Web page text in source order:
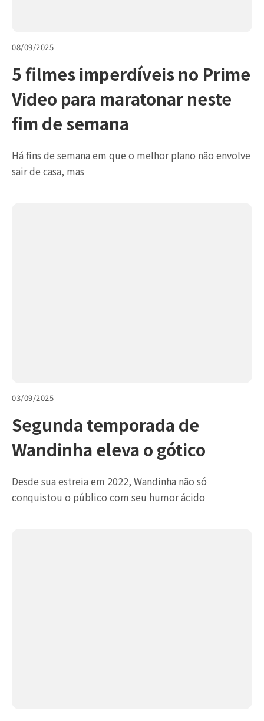
08/09/2025
5 filmes imperdíveis no Prime
Video para maratonar neste
fim de semana
Há fins de semana em que o melhor plano não envolve
sair de casa, mas
03/09/2025
Segunda temporada de
Wandinha eleva o gótico
Desde sua estreia em 2022, Wandinha não só
conquistou o público com seu humor ácido